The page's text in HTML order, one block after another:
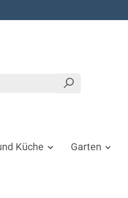
Küche Garten